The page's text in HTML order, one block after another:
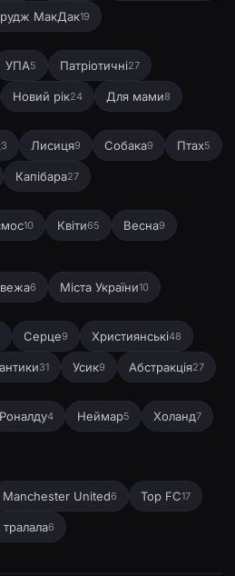
МакДак19
УПА5 Патріотичні27
Новий рік24 Для мами8
3 Лисиця9 Собака9 Птах5
Капібара27
10 Квіти65 Весна9
6 Міста України10
Серце9 Християнські48
31 Усик9 Абстракція27
Роналду4 Неймар5 Холанд7
Manchester United6 Top FC17
6